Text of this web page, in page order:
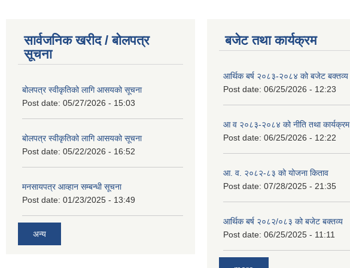
सार्वजनिक खरीद / बोलपत्र
सूचना
बोलपत्र स्वीकृतिको लागि आसयको सूचना
Post date: 05/27/2026 - 15:03
बोलपत्र स्वीकृतिको लागि आसयको सूचना
Post date: 05/22/2026 - 16:52
मनसायपत्र आव्हान सम्बन्धी सूचना
Post date: 01/23/2025 - 13:49
अन्य
बजेट तथा कार्यक्रम
आर्थिक बर्ष २०८३-२०८४ को बजेट बक्तव्य
Post date: 06/25/2026 - 12:23
आ व २०८३-२०८४ को नीति तथा कार्यक्रम
Post date: 06/25/2026 - 12:22
आ. व. २०८२-८३ को योजना किताव
Post date: 07/28/2025 - 21:35
आर्थिक बर्ष २०८२/०८३ को बजेट बक्तव्य
Post date: 06/25/2025 - 11:11